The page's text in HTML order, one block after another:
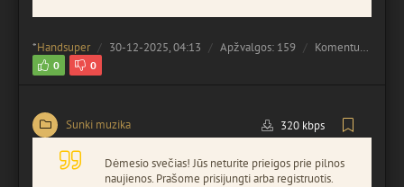
*Handsuper 30-12-2025, 04:13 Apžvalgos: 159 Komentuota:
0 0
Sunki muzika 320 kbps
Dėmesio svečias! Jūs neturite prieigos prie pilnos
naujienos. Prašome prisijungti arba registruotis.